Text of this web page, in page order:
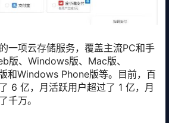
一项云存储服务，覆盖主流PC和手
版、Windows版、Mac版、
和Windows Phone版等。目前，百
6 亿，月活跃用户超过了 1 亿，月
千万。